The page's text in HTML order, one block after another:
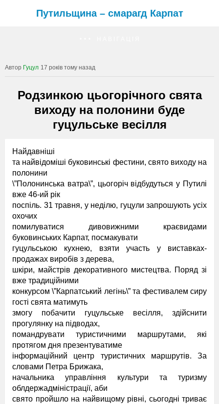
Путильщина – смарагд Карпат
Гуцул 17 років тому назад
Родзинкою цьогорічного свята
виходу на полонини буде
гуцульське весілля
Найдавніші
та найвідоміші буковинські фестини, свято виходу на
полонини
\”Полонинська ватра\”, цьогоріч відбудуться у Путилі
вже 46-ий рік
поспіль. 31 травня, у неділю, гуцули запрошують усіх
охочих
помилуватися дивовижними краєвидами
буковинських Карпат, посмакувати
гуцульською кухнею, взяти участь у виставках-
продажах виробів з дерева,
шкіри, майстрів декоративного мистецтва. Поряд зі
вже традиційними
конкурсом \”Карпатський легінь\” та фестивалем сиру
гості свята матимуть
змогу побачити гуцульське весілля, здійснити
прогулянку на підводах,
помандрувати туристичними маршрутами, які
протягом дня презентуватиме
інформаційний центр туристичних маршрутів. За
словами Петра Брижака,
начальника управління культури та туризму
облдержадміністрації, аби
свято пройшло на найвищому рівні, сьогодні триває